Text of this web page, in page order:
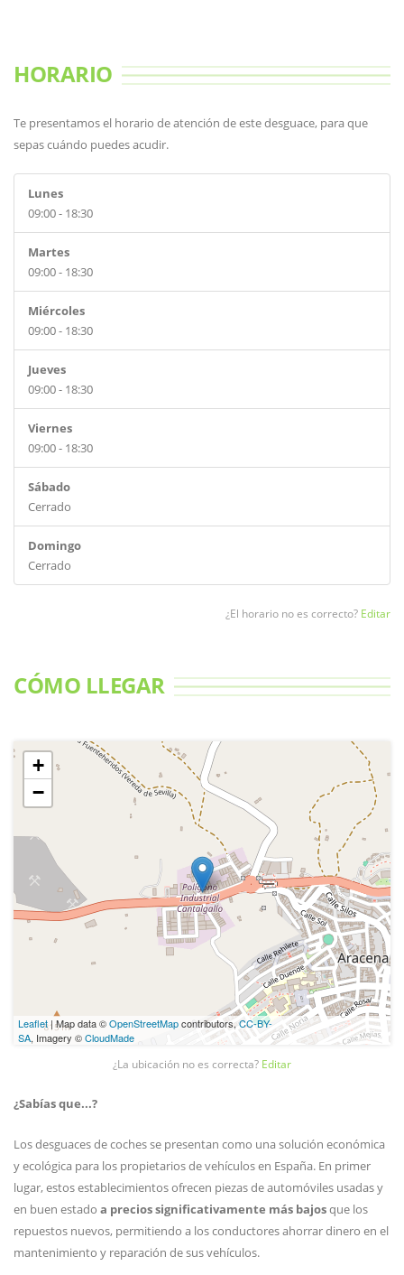
HORARIO
Te presentamos el horario de atención de este desguace, para que
sepas cuándo puedes acudir.
Lunes
09:00 - 18:30
Martes
09:00 - 18:30
Miércoles
09:00 - 18:30
Jueves
09:00 - 18:30
Viernes
09:00 - 18:30
Sábado
Cerrado
Domingo
Cerrado
¿El horario no es correcto? Editar
CÓMO LLEGAR
+
−
Leaflet| Map data ©OpenStreetMapcontributors,CC-BY-
SA, Imagery ©CloudMade
¿La ubicación no es correcta? Editar
¿Sabías que...?
Los desguaces de coches se presentan como una solución económica
y ecológica para los propietarios de vehículos en España. En primer
lugar, estos establecimientos ofrecen piezas de automóviles usadas y
en buen estado a precios significativamente más bajosque los
repuestos nuevos, permitiendo a los conductores ahorrar dinero en el
mantenimiento y reparación de sus vehículos.